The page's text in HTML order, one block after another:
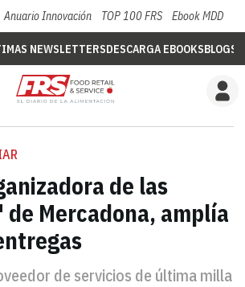
Anuario Innovación TOP 100 FRS Ebook MDD
NEWSLETTERSDESCARGA EBOOKSBLOGS
de las
Mercadona, amplía
de servicios de última milla